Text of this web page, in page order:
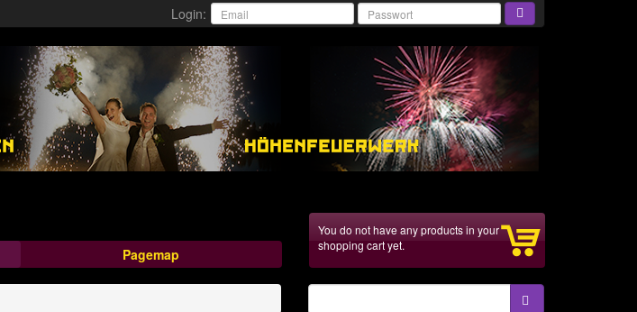
Login:
Pagemap
You do not have any products in your
shopping cart yet.